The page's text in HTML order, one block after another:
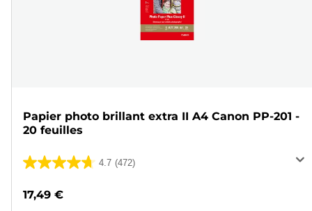
Papier photo brillant extra II A4 Canon PP-201 -
20 feuilles
4.7 (472)
4.7
5
17,49 €